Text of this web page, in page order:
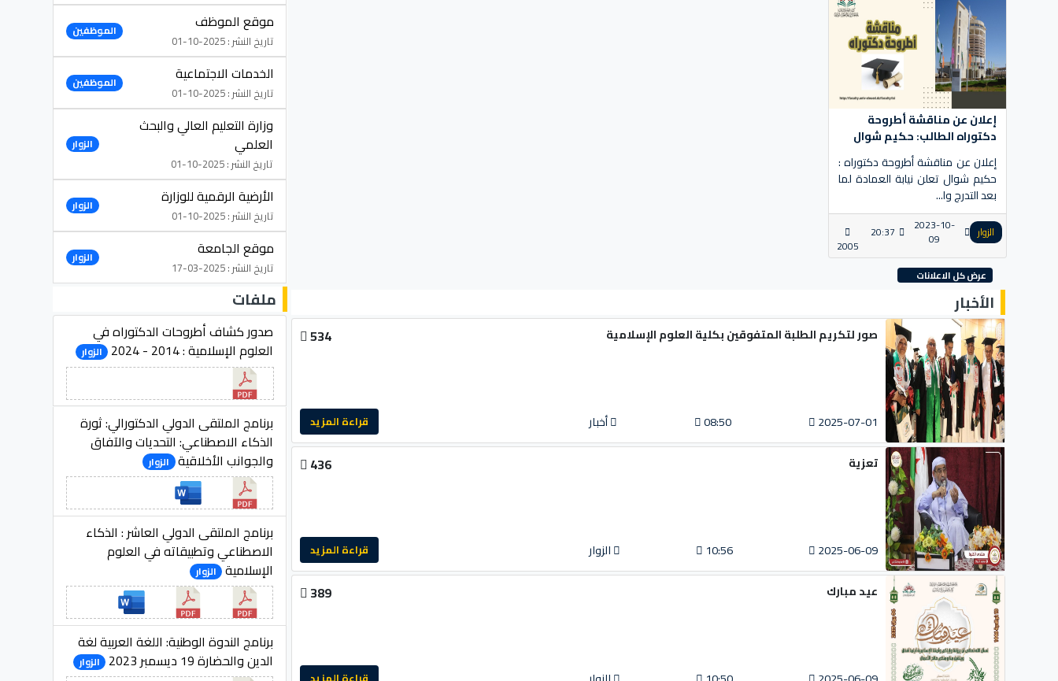
إعلان عن مناقشة أطروحة
دكتوراه الطالب: حكيم شوال
إعلان عن مناقشة أطروحة دكتوراه :
حكيم شوال تعلن نيابة العمادة لما
بعد التدرج وا...
الزوار 2023-10-
09
20:37
2005
عرض كل الاعلانات
الأخبار
صور لتكريم الطلبة المتفوقين بكلية العلوم الإسلامية 534
2025-07-01
08:50 أخبار قراءة المزيد
تعزية 436
2025-06-09
10:56 الزوار قراءة المزيد
عيد مبارك 389
موقع الموظف
تاريخ النشر : 2025-10-01
الموظفين
الخدمات الاجتماعية
تاريخ النشر : 2025-10-01
الموظفين
وزارة التعليم العالي والبحث
العلمي
تاريخ النشر : 2025-10-01
الزوار
الأرضية الرقمية للوزارة
تاريخ النشر : 2025-10-01
الزوار
موقع الجامعة
تاريخ النشر : 2025-03-17
الزوار
ملفات
صدور كشاف أطروحات الدكتوراه في
العلوم الإسلامية : 2014 - 2024
الزوار
برنامج الملتقى الدولي الدكتورالي: ثورة
الذكاء الاصطناعي: التحديات والآفاق
والجوانب الأخلاقية الزوار
برنامج الملتقى الدولي العاشر : الذكاء
الاصطناعي وتطبيقاته في العلوم
الإسلامية الزوار
برنامج الندوة الوطنية: اللغة العربية لغة
الدين والحضارة 19 ديسمبر 2023
الزوار